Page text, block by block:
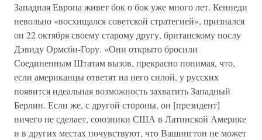
Западная Европа живет бок о бок уже много лет. Кеннеди
невольно «восхищался советской стратегией», признался
он 22 октября своему старому другу, британскому послу
Дэвиду Ормсби-Гору. «Они открыто бросили
Соединенным Штатам вызов, прекрасно понимая, что,
если американцы ответят на него силой, у русских
появится идеальная возможность захватить Западный
Берлин. Если же, с другой стороны, он [президент]
ничего не сделает, союзники США в Латинской Америке
и в других местах почувствуют, что Вашингтон не может